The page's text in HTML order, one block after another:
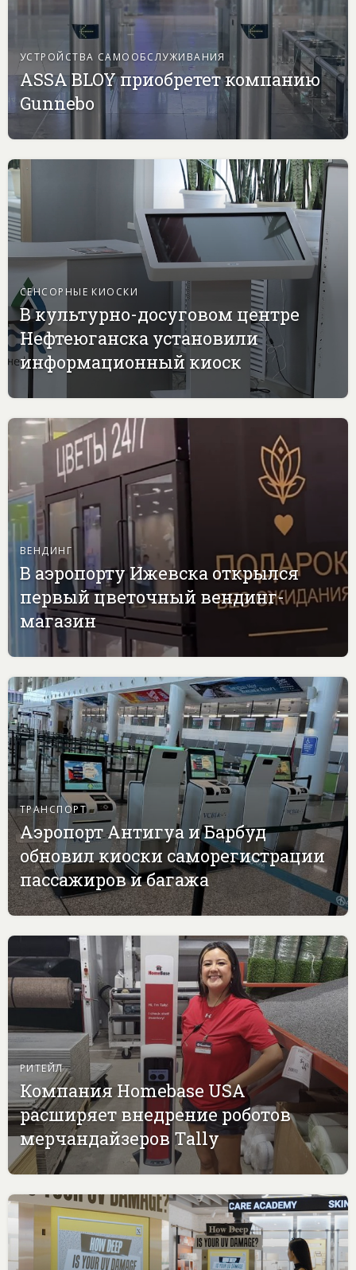
УСТРОЙСТВА САМООБСЛУЖИВАНИЯ
ASSA BLOY приобретет компанию
Gunnebo
СЕНСОРНЫЕ КИОСКИ
В культурно-досуговом центре
Нефтеюганска установили
информационный киоск
ВЕНДИНГ
В аэропорту Ижевска открылся
первый цветочный вендинг-
магазин
ТРАНСПОРТ
Аэропорт Антигуа и Барбуд
обновил киоски саморегистрации
пассажиров и багажа
РИТЕЙЛ
Компания Homebase USA
расширяет внедрение роботов
мерчандайзеров Tally